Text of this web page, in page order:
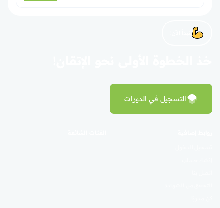
لنبدأ الآن!
التسجيل في الدورات